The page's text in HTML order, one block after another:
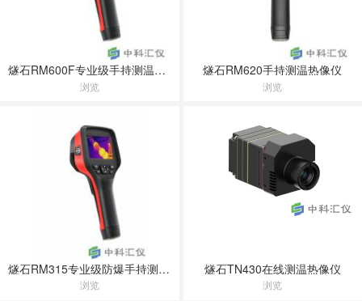
燧石RM600F专业级手持测温热像仪
浏览
燧石RM620手持测温热像仪
浏览
燧石RM315专业级防爆手持测温热像仪
浏览
燧石TN430在线测温热像仪
浏览